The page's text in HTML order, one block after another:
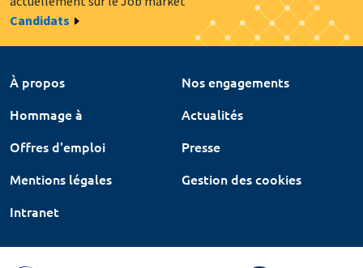
Candidats
À propos
Nos engagements
Hommage à
Actualités
Offres d'emploi
Presse
Mentions légales
Gestion des cookies
Intranet